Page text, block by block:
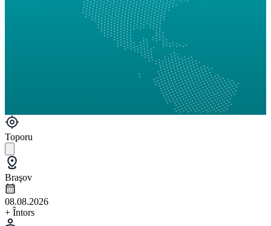
Toporu
Braşov
08.08.2026
+ Întors